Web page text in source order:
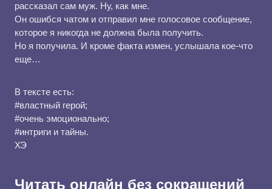
рассказал сам муж. Ну, как мне.
Он ошибся чатом и отправил мне голосовое сообщение,
которое я никогда не должна была получить.
Но я получила. И кроме факта измен, услышала кое-что
еще…
В тексте есть:
#властный герой;
#очень эмоционально;
#интриги и тайны.
ХЭ
Читать онлайн без сокращений